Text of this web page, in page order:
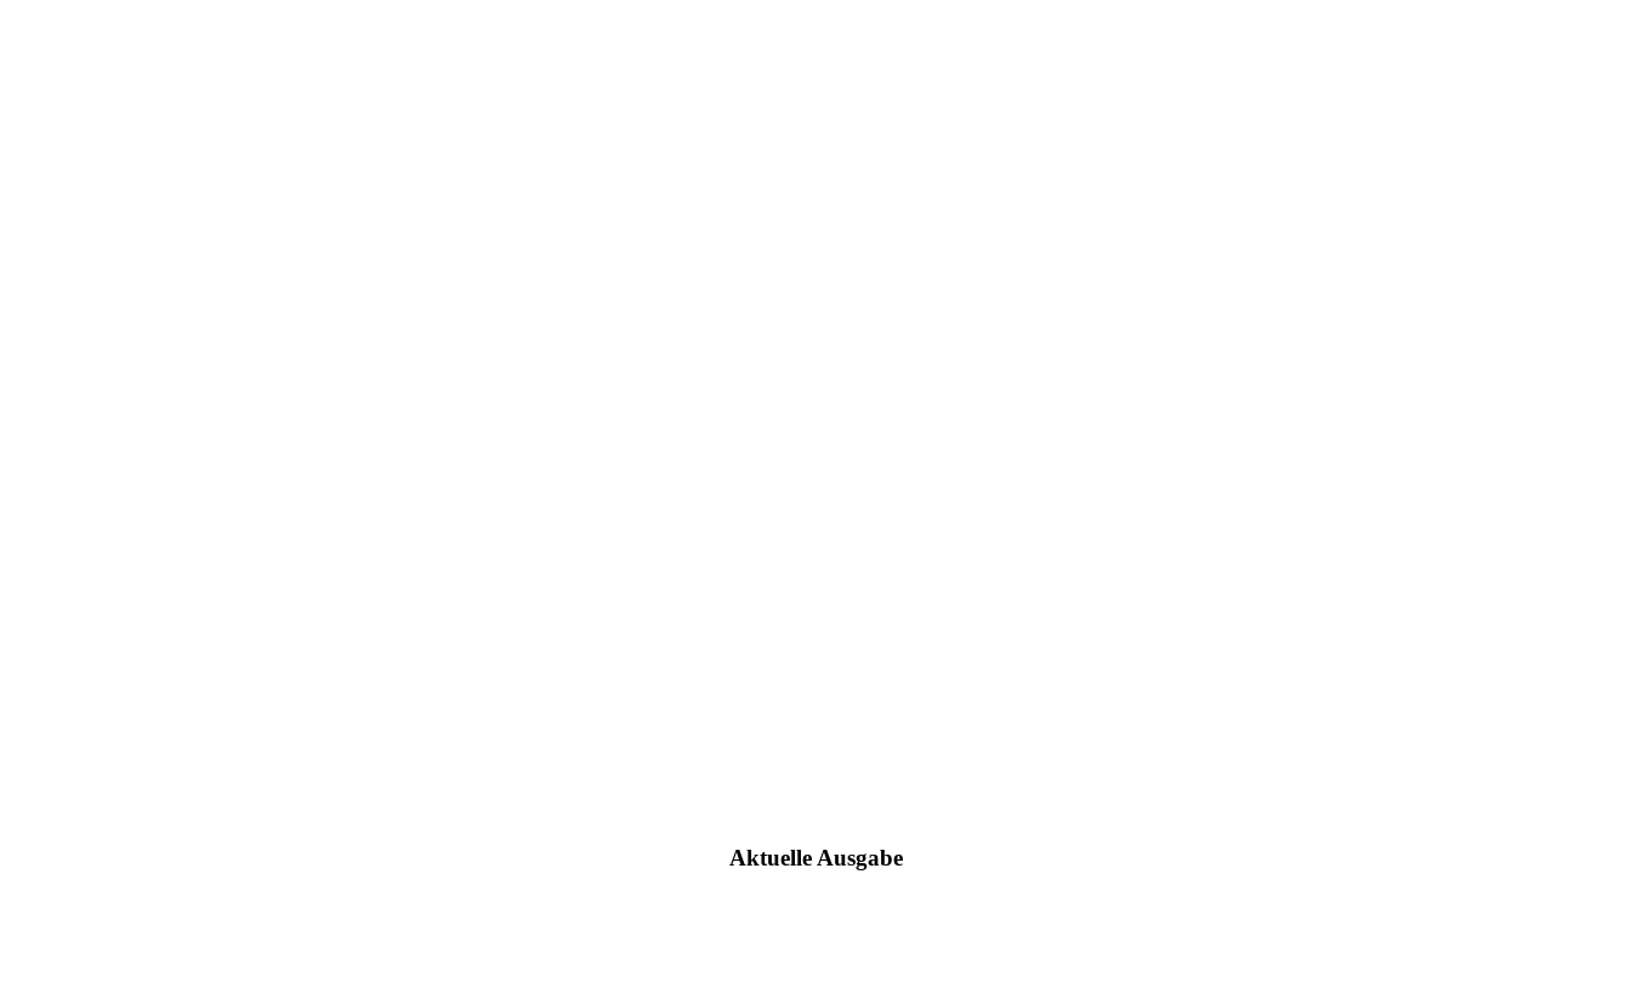
Aktuelle Ausgabe